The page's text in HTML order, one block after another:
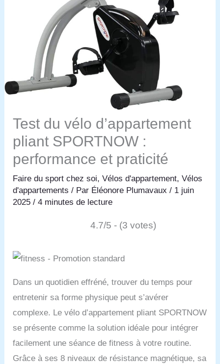
Test du vélo d’appartement
pliant SPORTNOW :
performance et praticité
Faire du sport chez soi,Vélos d'appartement,Vélos
d'appartements / Par Éléonore Plumavaux/ 1 juin
2025/4 minutes de lecture
4.7/5 - (3 votes)
Dans un quotidien effréné, trouver du temps pour
entretenir sa forme physique peut s’avérer
complexe. Le vélo d’appartement pliant SPORTNOW
se présente comme la solution idéale pour intégrer
facilement une séance de fitness à votre routine.
Grâce à ses 8 niveaux de résistance magnétique, sa